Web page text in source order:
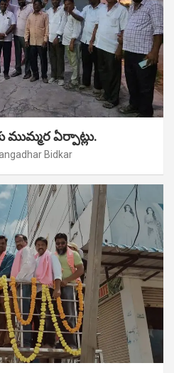
ఏర్పాట్లు.
Bidkar